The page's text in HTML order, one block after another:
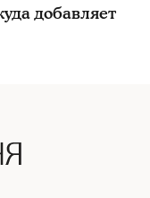
добавляет